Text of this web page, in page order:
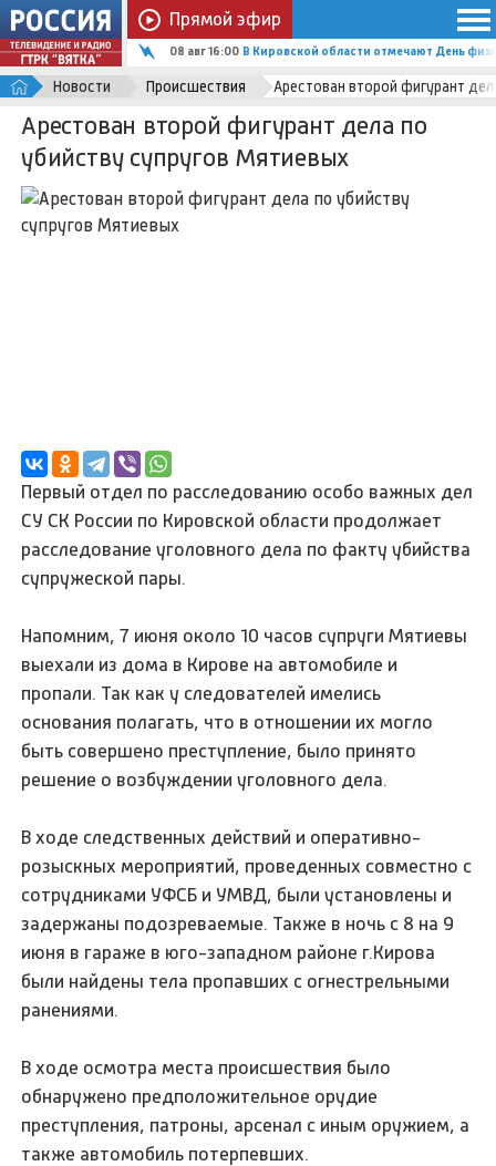
Прямой эфир
08 авг 15:44 Велофестиваль в Кирове объединил
Новости Происшествия Арестован второй фигурант
Арестован второй фигурант дела по
убийству супругов Мятиевых
Первый отдел по расследованию особо важных дел
СУ СК России по Кировской области продолжает
расследование уголовного дела по факту убийства
супружеской пары.
Напомним, 7 июня около 10 часов супруги Мятиевы
выехали из дома в Кирове на автомобиле и
пропали. Так как у следователей имелись
основания полагать, что в отношении их могло
быть совершено преступление, было принято
решение о возбуждении уголовного дела.
В ходе следственных действий и оперативно-
розыскных мероприятий, проведенных совместно с
сотрудниками УФСБ и УМВД, были установлены и
задержаны подозреваемые. Также в ночь с 8 на 9
июня в гараже в юго-западном районе г.Кирова
были найдены тела пропавших с огнестрельными
ранениями.
В ходе осмотра места происшествия было
обнаружено предположительное орудие
преступления, патроны, арсенал с иным оружием, а
также автомобиль потерпевших.